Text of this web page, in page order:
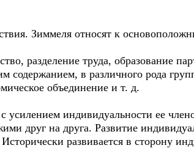
Зиммеля относят к
разделение труда, образование
содержанием, в различного рода
объединение и т. д.
индивидуальности ее
друг на друга. Развитие
развивается в сторону